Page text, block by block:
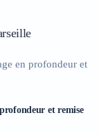
et remise